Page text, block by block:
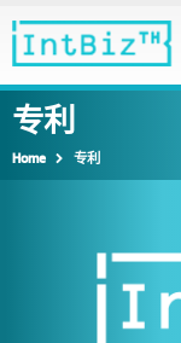
专利
Home 专利